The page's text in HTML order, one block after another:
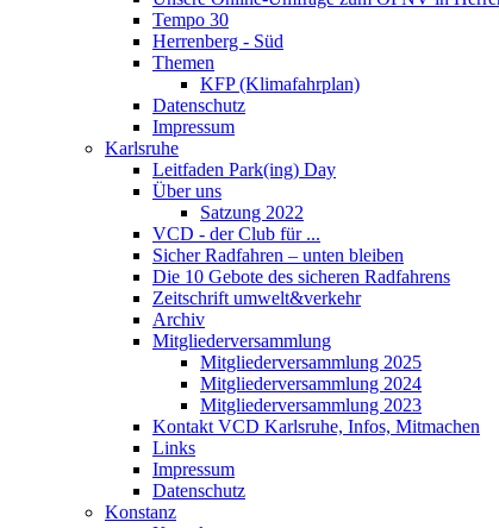
Tempo 30
Herrenberg - Süd
Themen
KFP (Klimafahrplan)
Datenschutz
Impressum
Karlsruhe
Leitfaden Park(ing) Day
Über uns
Satzung 2022
VCD - der Club für ...
Sicher Radfahren – unten bleiben
Die 10 Gebote des sicheren Radfahrens
Zeitschrift umwelt&verkehr
Archiv
Mitgliederversammlung
Mitgliederversammlung 2025
Mitgliederversammlung 2024
Mitgliederversammlung 2023
Kontakt VCD Karlsruhe, Infos, Mitmachen
Links
Impressum
Datenschutz
Konstanz